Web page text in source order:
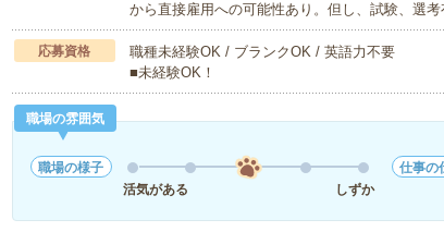
から直接雇用への可能性あり。但し、試験、選考
応募資格
職種未経験OK / ブランクOK / 英語力不要
■未経験OK！
職場の雰囲気
職場の様子
活気がある
しずか
仕事の